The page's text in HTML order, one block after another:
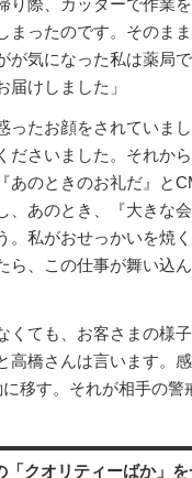
り際、カッターで作業
まったのです。そのま
が気になった私は薬局
届けしました」
ったお顔をされていま
ださいました。それか
あのときのお礼だ』と
、あのとき、『大きな
。私がおせっかいを焼く
ら、この仕事が舞い込
ても、お客さまの様
高橋さんは言います。
移す。それが相手の警
「クオリティーばか」を